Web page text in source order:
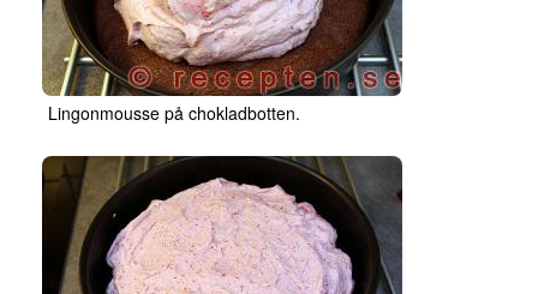
Lingonmousse på chokladbotten.